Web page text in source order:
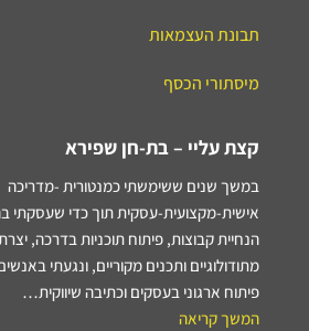
תבונת העצמאות
מיסתורי הכסף
קצת עליי – בת-חן שפירא
במשך שנים ששימשתי כמנטורית -מדריכה
אישית-מקצועית-עסקית תוך כדי שעסקתי
הנחיית קבוצות, פיתוח תוכניות בדרכה,
מתודולוגיים ותכנים מקוריים, ונגעתי
פיתוח ארגוני בעסקים וכתיבה שיווקית…
המשך קריאה